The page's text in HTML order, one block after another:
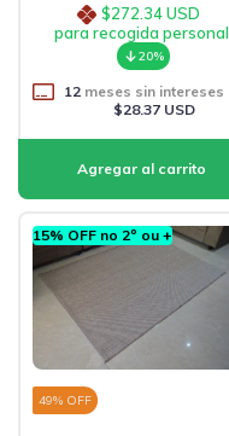
$272.34 USD
para recogida personal
20%
12meses sin intereses
$28.37 USD
15% OFF no 2º ou +
49% OFF